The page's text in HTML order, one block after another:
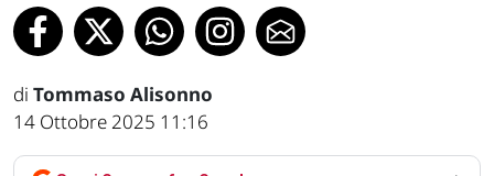
di Tommaso Alisonno
14 Ottobre 2025 11:16